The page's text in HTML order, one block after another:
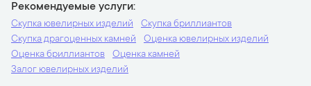
Рекомендуемые услуги
Скупка ювелирных изделий
Скупка бриллиантов
Скупка драгоценных камней
Оценка ювелирных изделий
Оценка бриллиантов
Оценка камней
Залог ювелирных изделий